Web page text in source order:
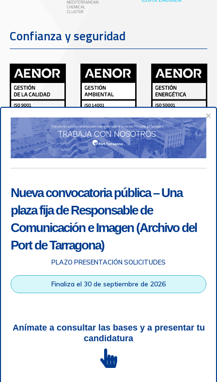
Confianza y seguridad
grabación telefónica
| SGSI |
Login
Autoridad Portuaria de Tarragona © Todos los derechos
×
Nueva convocatoria pública – Una
plaza fija de Responsable de
Comunicación e Imagen (Archivo del
Port de Tarragona)
PLAZO PRESENTACIÓN SOLICITUDES
Finaliza el 30 de septiembre de 2026
Anímate a consultar las bases y a presentar tu
candidatura